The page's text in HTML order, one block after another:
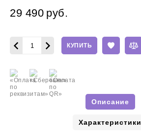
29 490 руб.
КУПИТЬ
Описание
Характеристики